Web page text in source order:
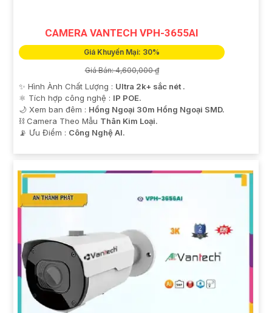
CAMERA VANTECH VPH-3655AI
Giá Khuyến Mại: 30%
Giá Bán: 4,600,000 ₫
✨ Hình Ành Chất Lượng : Ultra 2k+ sắc nét .
⚛️ Tích hợp công nghệ : IP POE.
🌙 Xem ban đêm : Hồng Ngoại 30m Hồng Ngoại SMD.
⛓ Camera Theo Mẫu Thân Kim Loại.
️📡 Ưu Điểm : Công Nghệ AI.